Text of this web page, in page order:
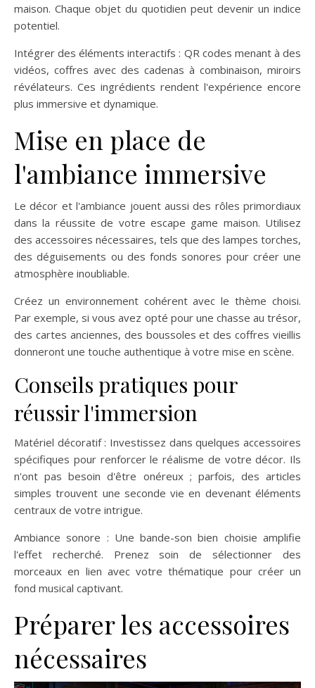
maison. Chaque objet du quotidien peut devenir un indice
potentiel.
Intégrer des éléments interactifs : QR codes menant à des
vidéos, coffres avec des cadenas à combinaison, miroirs
révélateurs. Ces ingrédients rendent l'expérience encore
plus immersive et dynamique.
Mise en place de
l'ambiance immersive
Le décor et l'ambiance jouent aussi des rôles primordiaux
dans la réussite de votre escape game maison. Utilisez
des accessoires nécessaires, tels que des lampes torches,
des déguisements ou des fonds sonores pour créer une
atmosphère inoubliable.
Créez un environnement cohérent avec le thème choisi.
Par exemple, si vous avez opté pour une chasse au trésor,
des cartes anciennes, des boussoles et des coffres vieillis
donneront une touche authentique à votre mise en scène.
Conseils pratiques pour
réussir l'immersion
Matériel décoratif : Investissez dans quelques accessoires
spécifiques pour renforcer le réalisme de votre décor. Ils
n'ont pas besoin d'être onéreux ; parfois, des articles
simples trouvent une seconde vie en devenant éléments
centraux de votre intrigue.
Ambiance sonore : Une bande-son bien choisie amplifie
l'effet recherché. Prenez soin de sélectionner des
morceaux en lien avec votre thématique pour créer un
fond musical captivant.
Préparer les accessoires
nécessaires